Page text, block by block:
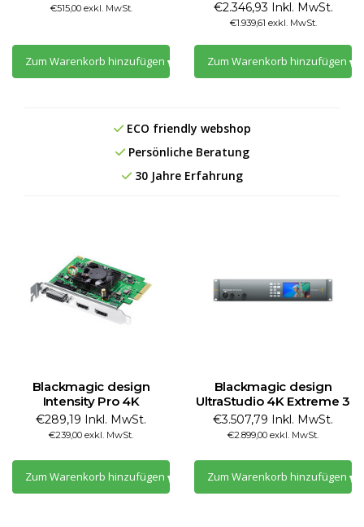
€515,00 exkl. MwSt.
Zum Warenkorb hinzufügen
€2.346,93 Inkl. MwSt.
€1.939,61 exkl. MwSt.
Zum Warenkorb hinzufügen
ECO friendly webshop
Persönliche Beratung
30 Jahre Erfahrung
Blackmagic design
Intensity Pro 4K
€289,19 Inkl. MwSt.
€239,00 exkl. MwSt.
Zum Warenkorb hinzufügen
Blackmagic design
UltraStudio 4K Extreme 3
€3.507,79 Inkl. MwSt.
€2.899,00 exkl. MwSt.
Zum Warenkorb hinzufügen